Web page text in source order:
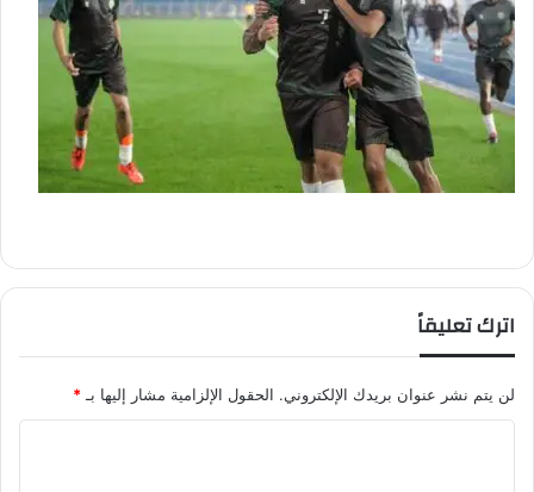
اترك تعليقاً
لن يتم نشر عنوان بريدك الإلكتروني. الحقول الإلزامية مشار إليها بـ *